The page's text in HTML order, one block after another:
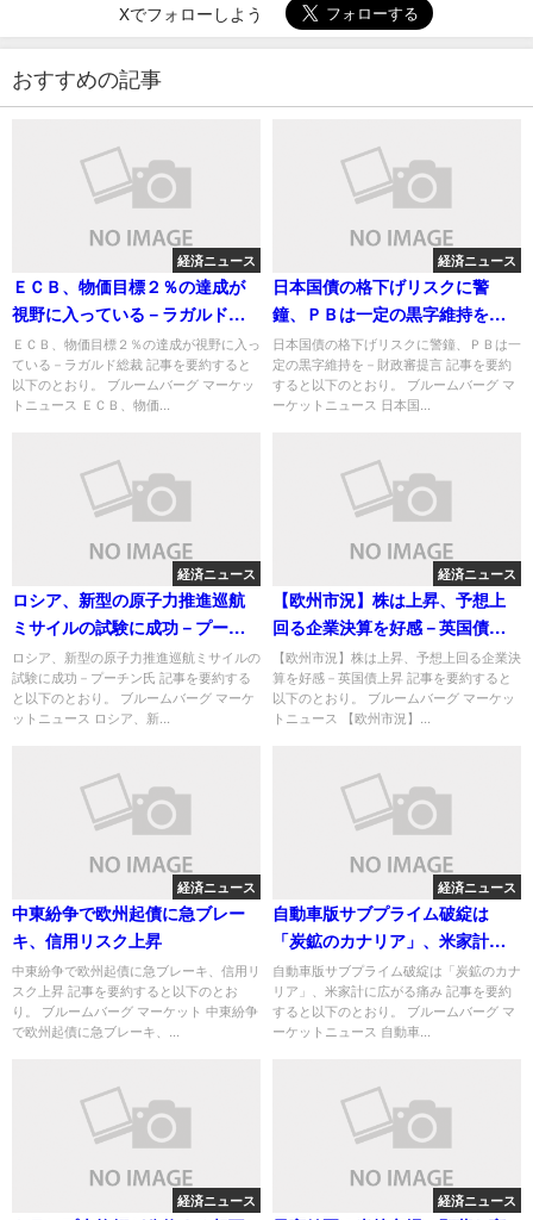
Xでフォローしよう
おすすめの記事
経済ニュース
ＥＣＢ、物価目標２％の達成が
視野に入っている－ラガルド総
裁
ＥＣＢ、物価目標２％の達成が視野に入っ
ている－ラガルド総裁 記事を要約すると
以下のとおり。 ブルームバーグ マーケッ
トニュース ＥＣＢ、物価...
経済ニュース
日本国債の格下げリスクに警
鐘、ＰＢは一定の黒字維持を－
財政審提言
日本国債の格下げリスクに警鐘、ＰＢは一
定の黒字維持を－財政審提言 記事を要約
すると以下のとおり。 ブルームバーグ マ
ーケットニュース 日本国...
経済ニュース
ロシア、新型の原子力推進巡航
ミサイルの試験に成功－プーチ
ン氏
ロシア、新型の原子力推進巡航ミサイルの
試験に成功－プーチン氏 記事を要約する
と以下のとおり。 ブルームバーグ マーケ
ットニュース ロシア、新...
経済ニュース
【欧州市況】株は上昇、予想上
回る企業決算を好感－英国債上
昇
【欧州市況】株は上昇、予想上回る企業決
算を好感－英国債上昇 記事を要約すると
以下のとおり。 ブルームバーグ マーケッ
トニュース 【欧州市況】...
経済ニュース
中東紛争で欧州起債に急ブレー
キ、信用リスク上昇
中東紛争で欧州起債に急ブレーキ、信用リ
スク上昇 記事を要約すると以下のとお
り。 ブルームバーグ マーケット 中東紛争
で欧州起債に急ブレーキ、...
経済ニュース
自動車版サブプライム破綻は
「炭鉱のカナリア」、米家計に
広がる痛み
自動車版サブプライム破綻は「炭鉱のカナ
リア」、米家計に広がる痛み 記事を要約
すると以下のとおり。 ブルームバーグ マ
ーケットニュース 自動車...
経済ニュース 経済ニュース